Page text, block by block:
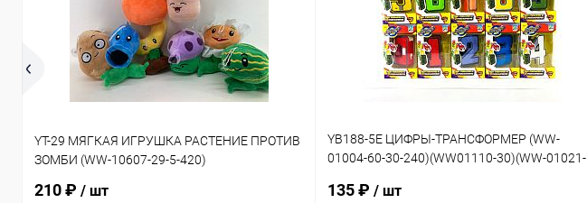
YT-29 МЯГКАЯ ИГРУШКА РАСТЕНИЕ ПРОТИВ
ЗОМБИ (WW-10607-29-5-420)
210 ₽ / шт
YB188-5E ЦИФРЫ-ТРАНСФОРМЕР (WW-
01004-60-30-240)(WW01110-30)(WW-01021-
135 ₽ / шт